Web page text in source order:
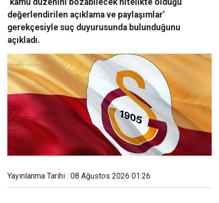
‘kamu düzenini bozabilecek nitelikte olduğu
değerlendirilen açıklama ve paylaşımlar’
gerekçesiyle suç duyurusunda bulunduğunu
açıkladı.
Yayınlanma Tarihi : 08 Ağustos 2026 01:26